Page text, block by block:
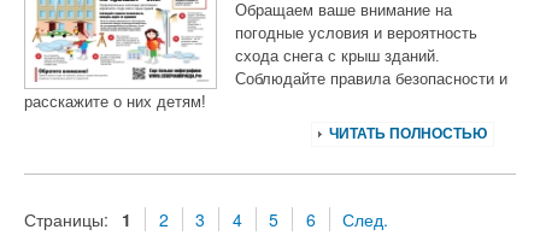
Обращаем ваше внимание на
погодные условия и вероятность
схода снега с крыш зданий.
Соблюдайте правила безопасности и
расскажите о них детям!
ЧИТАТЬ ПОЛНОСТЬЮ
Страницы: 1 2 3 4 5 6 След.